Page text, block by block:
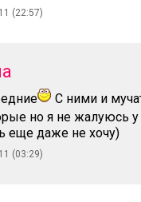
(22:57)
С ними и
но я не жалуюсь
еще даже не хочу)
(03:29)